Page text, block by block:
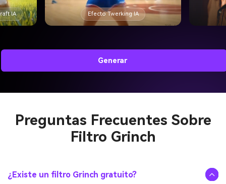
Filtro de Edad IA
Generar
Preguntas Frecuentes Sobre
Filtro Grinch
¿Existe un filtro Grinch gratuito?